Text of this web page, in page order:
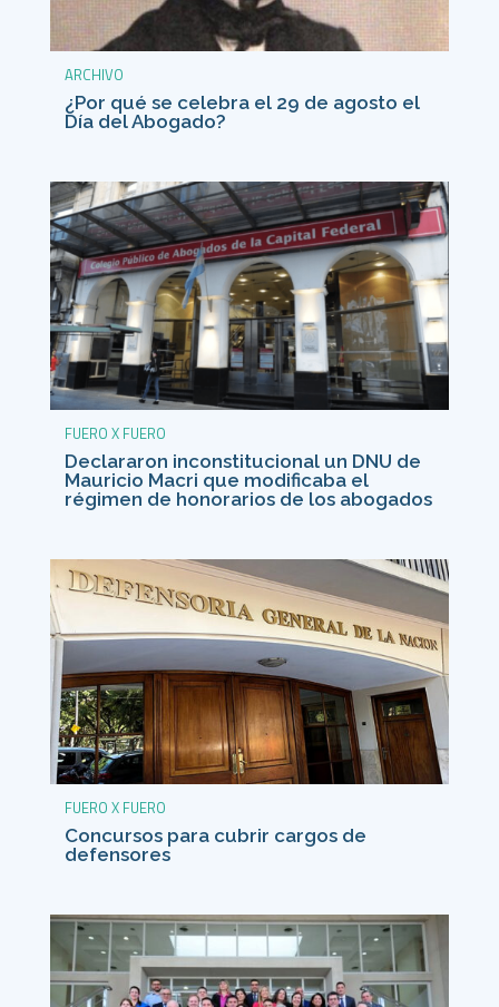
ARCHIVO
¿Por qué se celebra el 29 de agosto el
Día del Abogado?
FUERO X FUERO
Declararon inconstitucional un DNU de
Mauricio Macri que modificaba el
régimen de honorarios de los abogados
FUERO X FUERO
Concursos para cubrir cargos de
defensores